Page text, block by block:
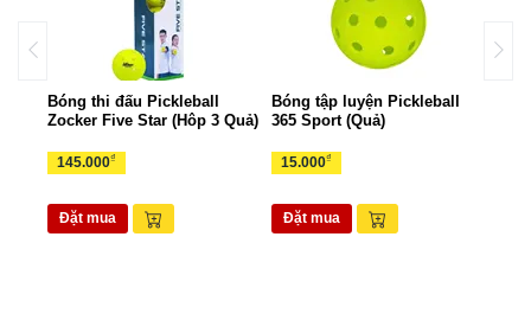
Bóng thi đấu Pickleball
Zocker Five Star (Hôp 3 Quả)
145.000₫
Đặt mua
Bóng tập luyện Pickleball
365 Sport (Quả)
15.000₫
Đặt mua